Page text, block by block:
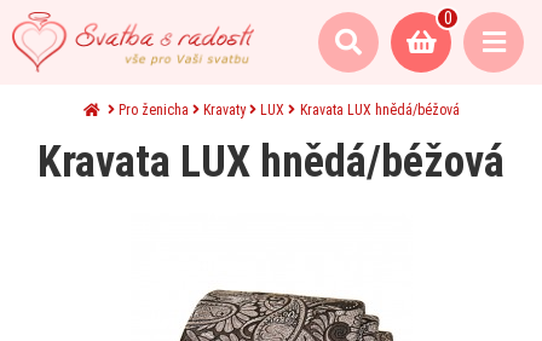
0
Pro ženicha Kravaty LUX Kravata LUX hnědá/béžová
Kravata LUX hnědá/béžová